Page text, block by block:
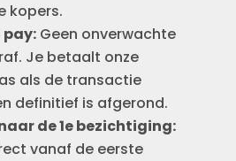
kopers.
pay: Geen onverwachte
Je betaalt onze
als de transactie
definitief is afgerond.
de 1e bezichtiging:
vanaf de eerste